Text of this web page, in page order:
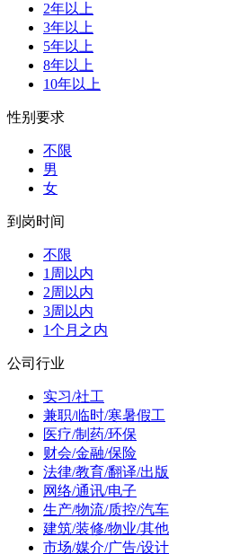
2年以上
3年以上
5年以上
8年以上
10年以上
性别要求
不限
男
女
到岗时间
不限
1周以内
2周以内
3周以内
1个月之内
公司行业
实习/社工
兼职/临时/寒暑假工
医疗/制药/环保
财会/金融/保险
法律/教育/翻译/出版
网络/通讯/电子
生产/物流/质控/汽车
建筑/装修/物业/其他
市场/媒介/广告/设计